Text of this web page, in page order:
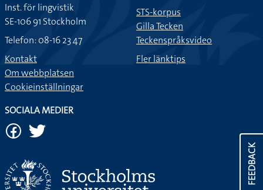
FEEDBACK
Inst. för lingvistik
SE-106 91 Stockholm
Telefon: 08-16 23 47
Kontakt
Om webbplatsen
Cookieinställningar
STS-korpus
Gilla Tecken
Teckenspråksvideo
Fler länktips
SOCIALA MEDIER